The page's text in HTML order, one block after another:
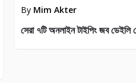
By Mim Akter
সেরা ৭টি অনলাইন টাইপিং জব ডেইলি